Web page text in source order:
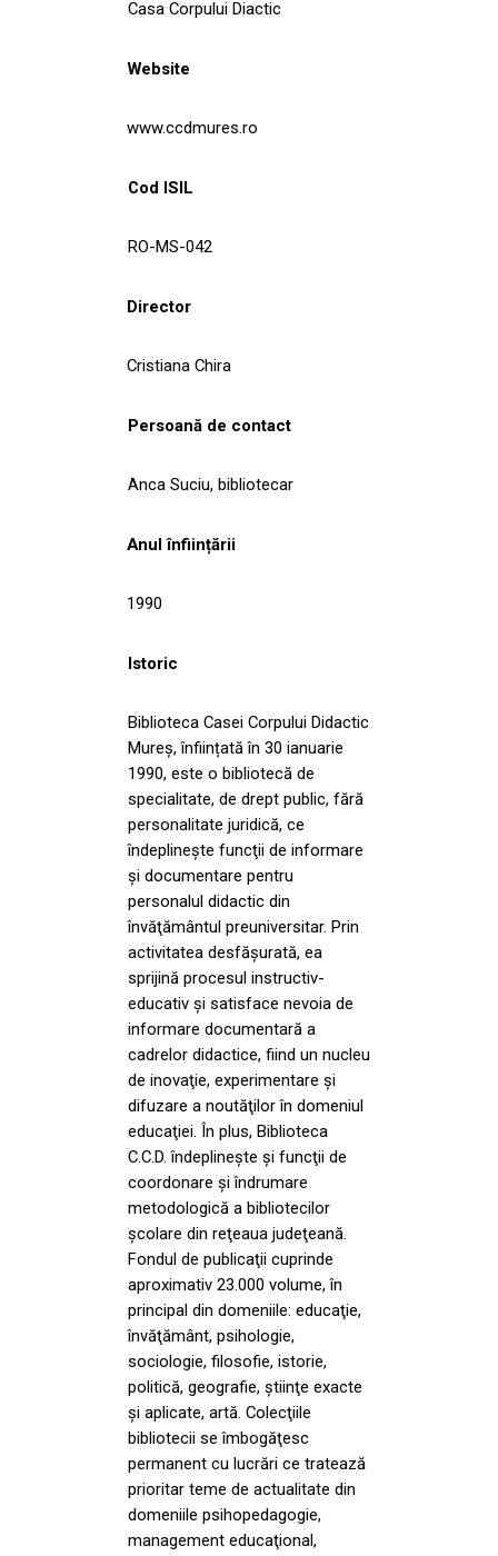
Casa Corpului Diactic
Website
www.ccdmures.ro
Cod ISIL
RO-MS-042
Director
Cristiana Chira
Persoană de contact
Anca Suciu, bibliotecar
Anul înființării
1990
Istoric
Biblioteca Casei Corpului Didactic
Mureş, înființată în 30 ianuarie
1990, este o bibliotecă de
specialitate, de drept public, fără
personalitate juridică, ce
îndeplineşte funcţii de informare
şi documentare pentru
personalul didactic din
învăţământul preuniversitar. Prin
activitatea desfăşurată, ea
sprijină procesul instructiv-
educativ şi satisface nevoia de
informare documentară a
cadrelor didactice, fiind un nucleu
de inovaţie, experimentare şi
difuzare a noutăţilor în domeniul
educaţiei. În plus, Biblioteca
C.C.D. îndeplineşte şi funcţii de
coordonare şi îndrumare
metodologică a bibliotecilor
şcolare din reţeaua judeţeană.
Fondul de publicaţii cuprinde
aproximativ 23.000 volume, în
principal din domeniile: educaţie,
învăţământ, psihologie,
sociologie, filosofie, istorie,
politică, geografie, ştiinţe exacte
şi aplicate, artă. Colecţiile
bibliotecii se îmbogăţesc
permanent cu lucrări ce tratează
prioritar teme de actualitate din
domeniile psihopedagogie,
management educaţional,